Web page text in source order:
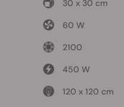
30 x 30 cm
60 W
2100
450 W
120 x 120 cm